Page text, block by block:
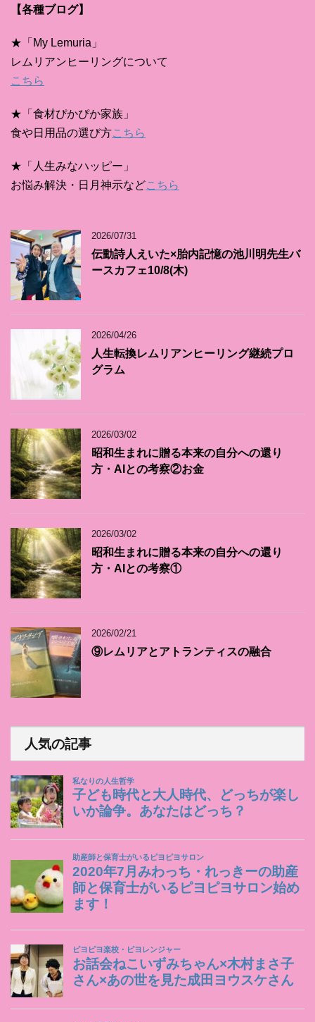
【各種ブログ】
★「My Lemuria」
レムリアンヒーリングについて
こちら
★「食材ぴかぴか家族」
食や日用品の選び方こちら
★「人生みなハッピー」
お悩み解決・日月神示などこちら
2026/07/31
伝動詩人えいた×胎内記憶の池川明先生バ
ースカフェ10/8(木)
2026/04/26
人生転換レムリアンヒーリング継続プロ
グラム
2026/03/02
昭和生まれに贈る本来の自分への還り
方・AIとの考察②お金
2026/03/02
昭和生まれに贈る本来の自分への還り
方・AIとの考察①
2026/02/21
⑨レムリアとアトランティスの融合
人気の記事